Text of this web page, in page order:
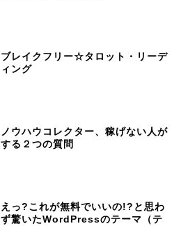
ブレイクフリー☆タロット・リーデ
ィング
ノウハウコレクター、稼げない人が
する２つの質問
えっ?これが無料でいいの!?と思わ
ず驚いたWordPressのテーマ（テ